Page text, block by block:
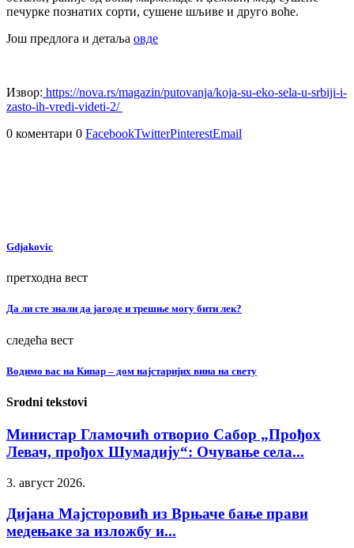
печурке познатих сорти, сушене шљиве и друго воће.
Још предлога и детаља овде
Извор: https://nova.rs/magazin/putovanja/koja-su-eko-sela-u-srbiji-i-
zasto-ih-vredi-videti-2/
0 коментари 0 FacebookTwitterPinterestEmail
Gdjakovic
претходна вест
Да ли сте знали да јагоде и трешње могу бити лек?
следећа вест
Водимо вас на Кипар – дом најстаријих вина на свету
Srodni tekstovi
Министар Гламочић отворио Сабор „Прођох
Левач, прођох Шумадију“: Очување села...
3. август 2026.
Дијана Мајсторовић из Врњаче бање прави
медењаке за изложбу и...